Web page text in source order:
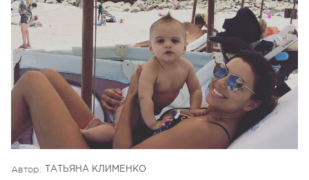
Автор: ТАТЬЯНА КЛИМЕНКО